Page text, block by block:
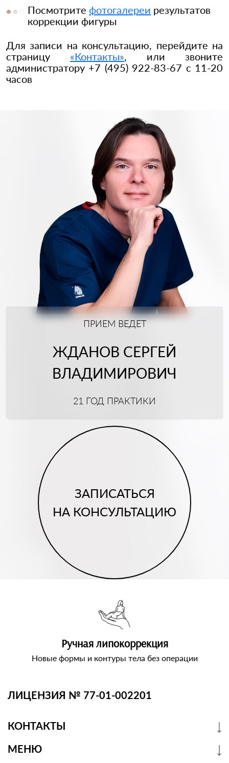
Посмотрите фотогалереи результатов
коррекции фигуры
Для записи на консультацию, перейдите на
страницу «Контакты», или звоните
администратору +7 (495) 922-83-67 с 11-20
часов
ПРИЕМ ВЕДЕТ
ЖДАНОВ СЕРГЕЙ
ВЛАДИМИРОВИЧ
21 ГОД ПРАКТИКИ
ЗАПИСАТЬСЯ
НА КОНСУЛЬТАЦИЮ
Ручная липокоррекция
Новые формы и контуры тела без операции
ЛИЦЕНЗИЯ № 77-01-002201
КОНТАКТЫ
МЕНЮ